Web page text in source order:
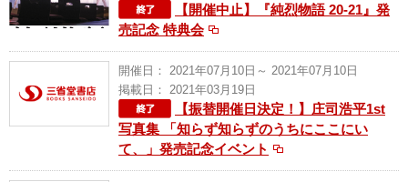
【開催中止】『純烈物語 20-21』発
売記念 特典会
開催日： 2021年07月10日～ 2021年07月10日
掲載日： 2021年03月19日
【振替開催日決定！】庄司浩平1st
写真集 「知らず知らずのうちにここにい
て、」発売記念イベント